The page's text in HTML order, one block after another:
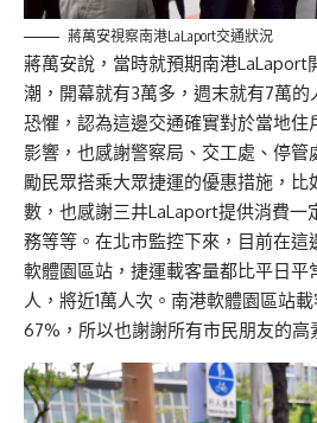
蔣萬安視察南港LaLaport交通狀況
蔣萬安說，當時就預期南港LaLaport
潮，開幕就有3萬多，週末就有7萬
恐懼，認為這邊交通確實對於當地住
影響，也感謝警察局、交工處、停管
勵民眾搭乘大眾捷運的優惠措施，比
數，也感謝三井LaLaport提供消費一
務等等。在北市監控下來，目前在這
軟體園區站，捷運載客量都比平日
人，將近1萬人次。南港軟體園區站
67%，所以也謝謝所有市民朋友的高